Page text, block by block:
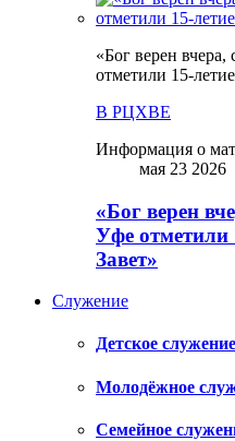
«Бог верен
отметили 15-
В РЦХВЕ
Информация о
мая 23 2026
«Бог верен
Уфе отметили
Завет»
Служение
Детское служение
Молодёжное
Семейное